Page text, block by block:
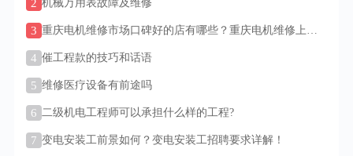
2 机械万用表故障及维修
3 重庆电机维修市场口碑好的店有哪些？重庆电机维修上门
4 催工程款的技巧和话语
5 维修医疗设备有前途吗
6 二级机电工程师可以承担什么样的工程?
7 变电安装工前景如何？变电安装工招聘要求详解！